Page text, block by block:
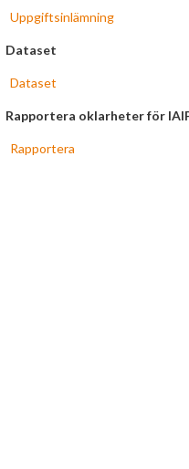
Uppgiftsinlämning
Dataset
Dataset
Rapportera oklarheter för
Rapportera
Besvarade
Arkiverade
Länkar